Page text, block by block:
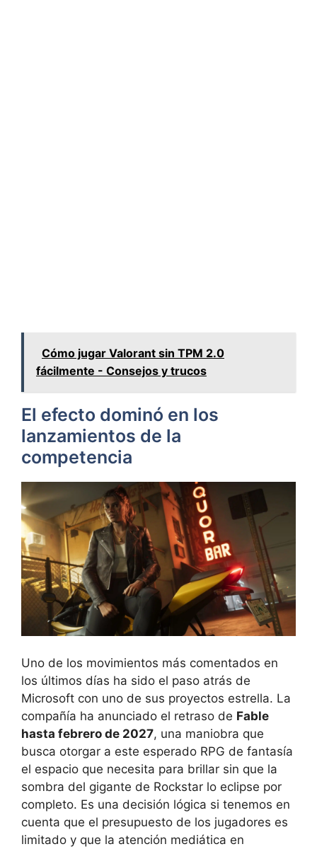
Cómo jugar Valorant sin TPM 2.0
fácilmente - Consejos y trucos
El efecto dominó en los
lanzamientos de la
competencia
Uno de los movimientos más comentados en
los últimos días ha sido el paso atrás de
Microsoft con uno de sus proyectos estrella. La
compañía ha anunciado el retraso de Fable
hasta febrero de 2027, una maniobra que
busca otorgar a este esperado RPG de fantasía
el espacio que necesita para brillar sin que la
sombra del gigante de Rockstar lo eclipse por
completo. Es una decisión lógica si tenemos en
cuenta que el presupuesto de los jugadores es
limitado y que la atención mediática en